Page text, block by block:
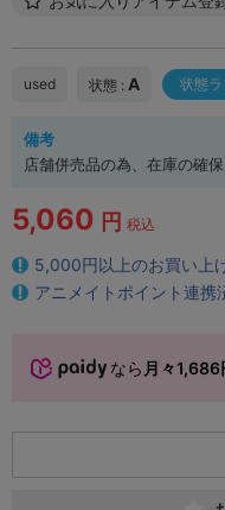
used 状態 : A 状態
備考
店舗併売品の為、在庫の確
5,060 円 税込
5,000円以上のお買い上
アニメイトポイント連携
なら 月々1,686